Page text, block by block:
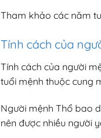
Tham khảo các năm
Tính cách của
Tính cách của người
tuổi mệnh thuộc cung
Người mệnh Thổ bao
nên được nhiều người